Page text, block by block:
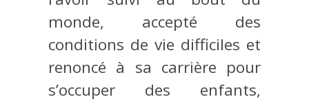
monde, accepté des
conditions de vie difficiles et
renoncé à sa carrière pour
s’occuper des enfants,